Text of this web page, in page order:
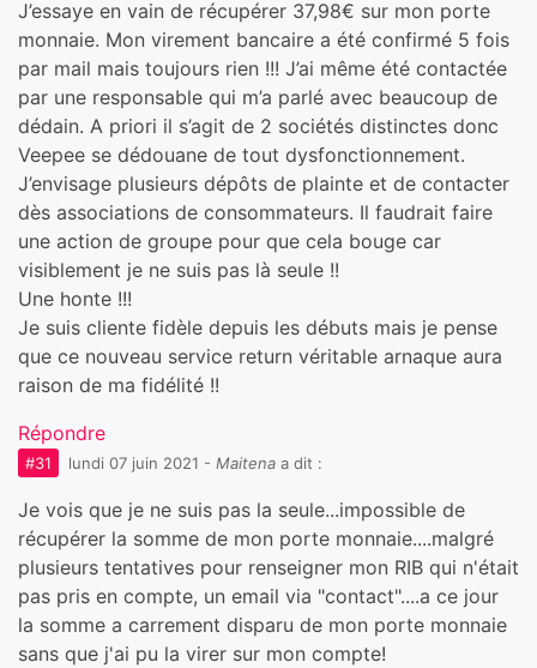
J’essaye en vain de récupérer 37,98€ sur mon porte
monnaie. Mon virement bancaire a été confirmé 5 fois
par mail mais toujours rien !!! J’ai même été contactée
par une responsable qui m’a parlé avec beaucoup de
dédain. A priori il s’agit de 2 sociétés distinctes donc
Veepee se dédouane de tout dysfonctionnement.
J’envisage plusieurs dépôts de plainte et de contacter
dès associations de consommateurs. Il faudrait faire
une action de groupe pour que cela bouge car
visiblement je ne suis pas là seule !!
Une honte !!!
Je suis cliente fidèle depuis les débuts mais je pense
que ce nouveau service return véritable arnaque aura
raison de ma fidélité !!
Répondre
#31 lundi 07 juin 2021 - Maitena a dit :
Je vois que je ne suis pas la seule...impossible de
récupérer la somme de mon porte monnaie....malgré
plusieurs tentatives pour renseigner mon RIB qui n'était
pas pris en compte, un email via "contact"....a ce jour
la somme a carrement disparu de mon porte monnaie
sans que j'ai pu la virer sur mon compte!